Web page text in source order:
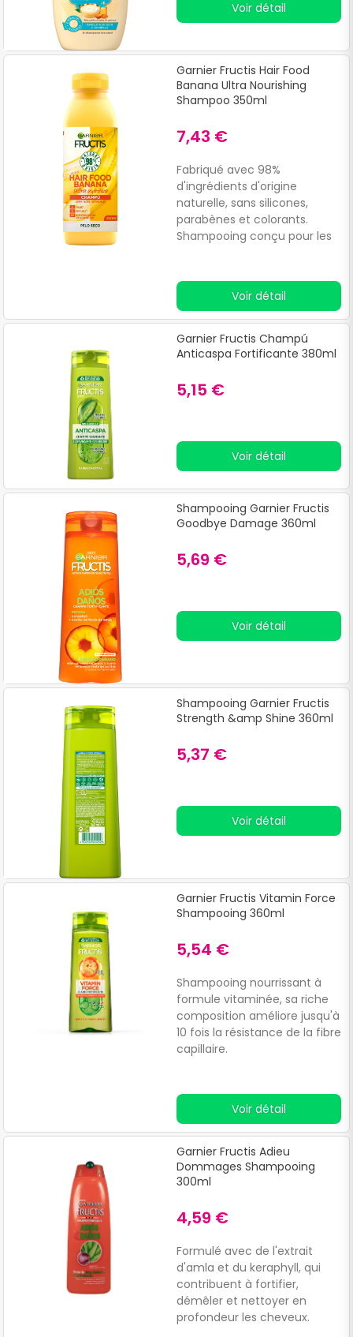
Voir détail
Garnier Fructis Hair Food
Banana Ultra Nourishing
Shampoo 350ml
7,43 €
Fabriqué avec 98%
d'ingrédients d'origine
naturelle, sans silicones,
parabènes et colorants.
Shampooing conçu pour les
profondeur le cuir chevelu.
Voir détail
Garnier Fructis Champú
Anticaspa Fortificante 380ml
5,15 €
Voir détail
Shampooing Garnier Fructis
Goodbye Damage 360ml
5,69 €
Voir détail
Shampooing Garnier Fructis
Strength &amp Shine 360ml
5,37 €
Voir détail
Garnier Fructis Vitamin Force
Shampooing 360ml
5,54 €
Shampooing nourrissant à
formule vitaminée, sa riche
composition améliore jusqu'à
10 fois la résistance de la fibre
capillaire.
Voir détail
Garnier Fructis Adieu
Dommages Shampooing
300ml
4,59 €
Formulé avec de l'extrait
d'amla et du keraphyll, qui
contribuent à fortifier,
démêler et nettoyer en
profondeur les cheveux.